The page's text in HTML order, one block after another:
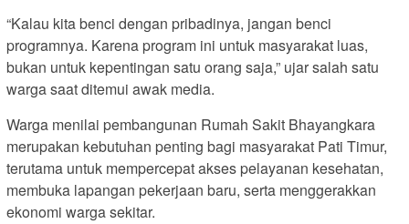
“Kalau kita benci dengan pribadinya, jangan benci
programnya. Karena program ini untuk masyarakat luas,
bukan untuk kepentingan satu orang saja,” ujar salah satu
warga saat ditemui awak media.
Warga menilai pembangunan Rumah Sakit Bhayangkara
merupakan kebutuhan penting bagi masyarakat Pati Timur,
terutama untuk mempercepat akses pelayanan kesehatan,
membuka lapangan pekerjaan baru, serta menggerakkan
ekonomi warga sekitar.